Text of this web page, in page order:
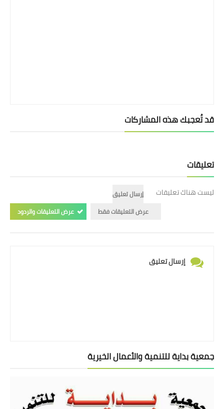
قد تُعجبك هذه المشاركات
تعليقات
ليست هناك تعليقات
إرسال تعليق
عرض التعليقات فقط
عرض التعليقات والردود
إرسال تعليق
جمعية بداية للتنمية والأعمال الخيرية